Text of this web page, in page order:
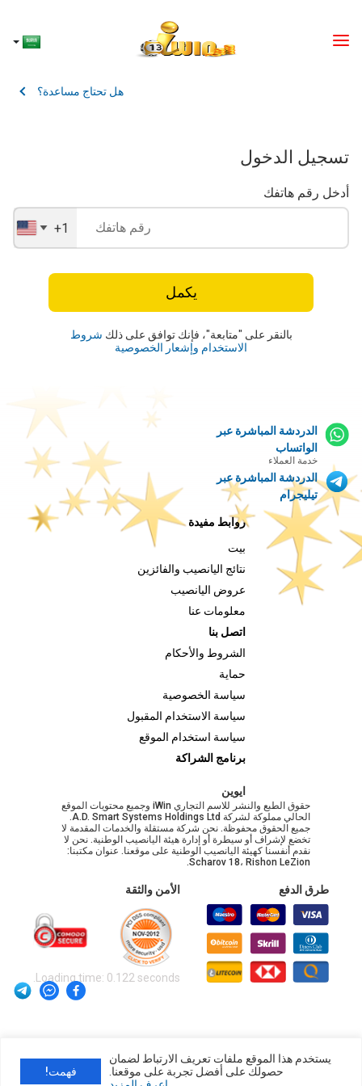
تسجيل الدخول
هل تحتاج مساعدة؟
أدخل رقم هاتفك
United
States
+1
يكمل
بالنقر على "متابعة"، فإنك توافق على ذلك شروط
الاستخدام وإشعار الخصوصية
الدردشة المباشرة عبر
الواتساب
خدمة العملاء
الدردشة المباشرة عبر
تيليجرام
روابط مفيدة
بيت
نتائج اليانصيب والفائزين
عروض اليانصيب
معلومات عنا
اتصل بنا
الشروط والأحكام
حماية
سياسة الخصوصية
سياسة الاستخدام المقبول
سياسة استخدام الموقع
برنامج الشراكة
ايوين
حقوق الطبع والنشر للاسم التجاري iWin وجميع محتويات الموقع
الحالي مملوكة لشركة A.D. Smart Systems Holdings Ltd.
جميع الحقوق محفوظة. نحن شركة مستقلة والخدمات المقدمة لا
تخضع لإشراف أو سيطرة أو إدارة هيئة اليانصيب الوطنية. نحن لا
نقدم أنفسنا كهيئة اليانصيب الوطنية على موقعنا. عنوان مكتبنا:
Scharov 18، Rishon LeZion.
طرق الدفع الأمن والثقة
Loading time: 0.122 seconds.
يستخدم هذا الموقع ملفات تعريف الارتباط لضمان
حصولك على أفضل تجربة على موقعنا.
فهمت!